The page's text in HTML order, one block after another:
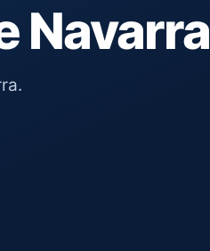
Navarra